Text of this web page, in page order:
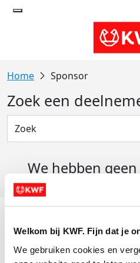
Welkom bij KWF. Fijn dat je
We gebruiken cookies en
Sponsor
Zoek een
We hebben
Actiematerialen
Evenementen